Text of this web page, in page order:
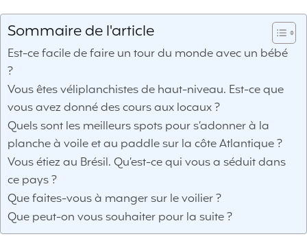
Sommaire de l'article
Est-ce facile de faire un tour du monde avec un bébé
?
Vous êtes véliplanchistes de haut-niveau. Est-ce que
vous avez donné des cours aux locaux ?
Quels sont les meilleurs spots pour s’adonner à la
planche à voile et au paddle sur la côte Atlantique ?
Vous étiez au Brésil. Qu’est-ce qui vous a séduit dans
ce pays ?
Que faites-vous à manger sur le voilier ?
Que peut-on vous souhaiter pour la suite ?